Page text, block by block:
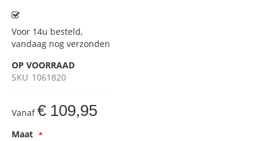
Voor 14u besteld,
vandaag nog verzonden
OP VOORRAAD
SKU 1061820
Vanaf € 109,95
Maat